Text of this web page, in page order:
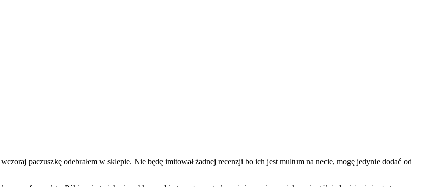
paczuszkę odebrałem w sklepie. Nie będę imitował żadnej recenzji bo ich jest multum na necie, mogę jedynie dodać od